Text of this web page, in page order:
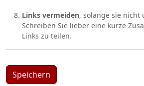
Links vermeiden, solange sie
Schreiben Sie lieber eine kurze
Links zu teilen.
Speichern